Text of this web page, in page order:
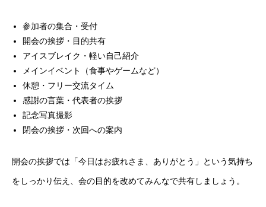
参加者の集合・受付
開会の挨拶・目的共有
アイスブレイク・軽い自己紹介
メインイベント（食事やゲームなど）
休憩・フリー交流タイム
感謝の言葉・代表者の挨拶
記念写真撮影
閉会の挨拶・次回への案内
開会の挨拶では「今日はお疲れさま、ありがとう」という気持ち
をしっかり伝え、会の目的を改めてみんなで共有しましょう。